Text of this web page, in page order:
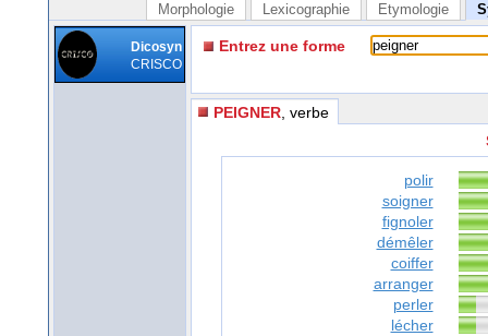
Morphologie Lexicographie Etymologie
Dicosyn
CRISCO
Entrez une forme
PEIGNER , verbe
polir
soigner
fignoler
démêler
coiffer
arranger
perler
lécher